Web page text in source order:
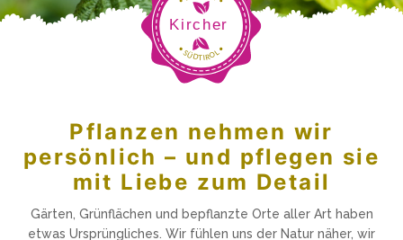
Pflanzen nehmen wir
persönlich – und pflegen sie
mit Liebe zum Detail
Gärten, Grünflächen und bepflanzte Orte aller Art haben
etwas Ursprüngliches. Wir fühlen uns der Natur näher, wir